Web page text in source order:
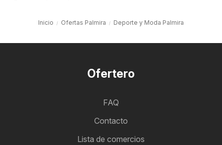
Inicio Ofertas Palmira Deporte y Moda Palmira
Ofertero
FAQ
Contacto
Lista de comercios